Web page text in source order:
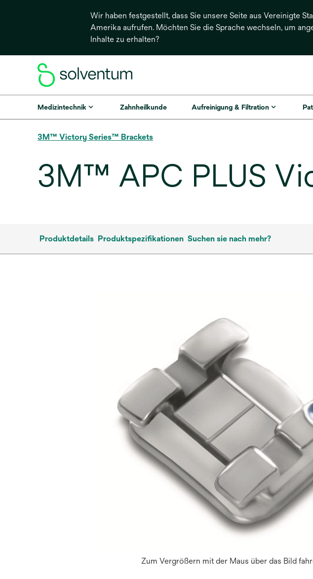
Wir haben festgestellt, dass Sie unsere Seite aus Vereinigte
Amerika aufrufen. Möchten Sie die Sprache wechseln, um
Inhalte zu erhalten?
Medizintechnik Zahnheilkunde Aufreinigung & Filtration
3M™ Victory Series™ Brackets
3M™ APC PLUS
Produktdetails Produktspezifikationen Suchen sie nach mehr?
Zum Vergrößern mit der Maus über das Bild